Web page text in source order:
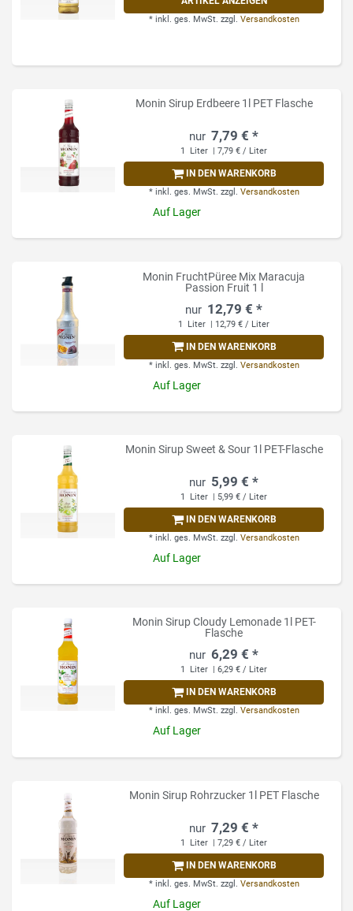
* inkl. ges. MwSt. zzgl. Versandkosten
Monin Sirup Erdbeere 1l PET Flasche
7,79 € *
1 Liter | 7,79 € / Liter
IN DEN WARENKORB
* inkl. ges. MwSt. zzgl. Versandkosten
Auf Lager
Monin FruchtPüree Mix Maracuja
Passion Fruit 1 l
12,79 € *
1 Liter | 12,79 € / Liter
IN DEN WARENKORB
* inkl. ges. MwSt. zzgl. Versandkosten
Auf Lager
Monin Sirup Sweet & Sour 1l PET-Flasche
5,99 € *
1 Liter | 5,99 € / Liter
IN DEN WARENKORB
* inkl. ges. MwSt. zzgl. Versandkosten
Auf Lager
Monin Sirup Cloudy Lemonade 1l PET-
Flasche
6,29 € *
1 Liter | 6,29 € / Liter
IN DEN WARENKORB
* inkl. ges. MwSt. zzgl. Versandkosten
Auf Lager
Monin Sirup Rohrzucker 1l PET Flasche
7,29 € *
1 Liter | 7,29 € / Liter
IN DEN WARENKORB
* inkl. ges. MwSt. zzgl. Versandkosten
Auf Lager